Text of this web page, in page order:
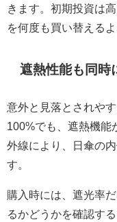
きます。初期投資は
を何度も買い替える
遮熱性能も同時
意外と見落とされや
100%でも、遮熱機能
外線により、日傘の
す。
購入時には、遮光率
るかどうかを確認す